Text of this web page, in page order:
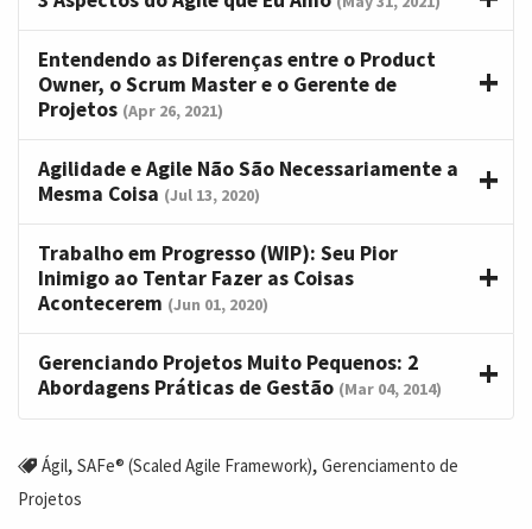
Entendendo as Diferenças entre o Product
Owner, o Scrum Master e o Gerente de
Projetos (Apr 26, 2021)
Agilidade e Agile Não São Necessariamente a
Mesma Coisa (Jul 13, 2020)
Trabalho em Progresso (WIP): Seu Pior
Inimigo ao Tentar Fazer as Coisas
Acontecerem (Jun 01, 2020)
Gerenciando Projetos Muito Pequenos: 2
Abordagens Práticas de Gestão (Mar 04, 2014)
Ágil, SAFe® (Scaled Agile Framework), Gerenciamento de
Projetos